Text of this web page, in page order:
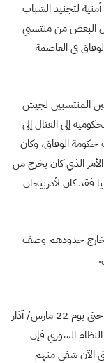
لتجنيد الشباب
البعض من منتسبي
في العاصمة
المنتسبين لجيش
إلى القتال إلى
الوفاق، وكان
الذي كان يخرج من
فقد كان لأذربيجان
خارج حدودهم وصف
ظل النظام السوري ينكر وجود مرض كورونا في البلاد حتى يوم 22 مارس/ آذار
السوري فإن
لم تتجاوز الـ 10 آلاف حتى الآن شفي منهم